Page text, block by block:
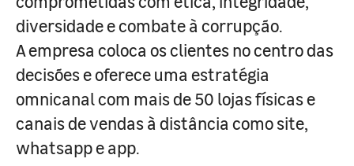
diversidade e combate à corrupção.
A empresa coloca os clientes no centro das
decisões e oferece uma estratégia
omnicanal com mais de 50 lojas físicas e
canais de vendas à distância como site,
whatsapp e app.